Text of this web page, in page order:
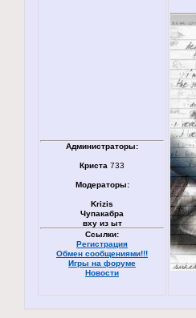
Администраторы:
Криста 733
Модераторы:
Krizis
Чупакабра
вху из ыт
Ссылки:
Регистрация
Обмен сообщениями!!!
Игры на форуме
Новости